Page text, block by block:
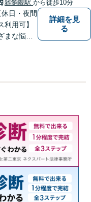
雑餉隈駅 から徒歩10分
休日・夜間
用可】
な悩み
談があり
詳細を見
る